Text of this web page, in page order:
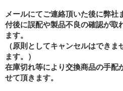
メールにてご連絡頂いた後に弊社
付後に誤配や製品不良の確認が取
ます。
（原則としてキャンセルはでき
ます。）
在庫切れ等により交換商品の手配
せて頂きます。